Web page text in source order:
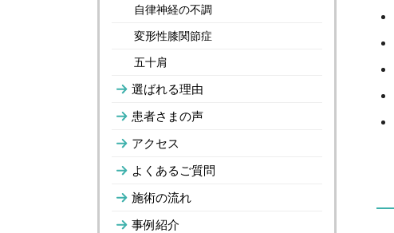
自律神経の不調
変形性膝関節症
五十肩
選ばれる理由
患者さまの声
アクセス
よくあるご質問
施術の流れ
事例紹介